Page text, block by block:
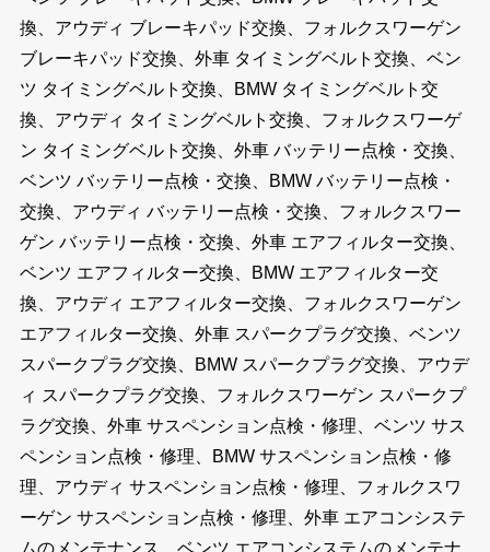
換、アウディ ブレーキパッド交換、フォルクスワーゲン
ブレーキパッド交換、外車 タイミングベルト交換、ベン
ツ タイミングベルト交換、BMW タイミングベルト交
換、アウディ タイミングベルト交換、フォルクスワーゲ
ン タイミングベルト交換、外車 バッテリー点検・交換、
ベンツ バッテリー点検・交換、BMW バッテリー点検・
交換、アウディ バッテリー点検・交換、フォルクスワー
ゲン バッテリー点検・交換、外車 エアフィルター交換、
ベンツ エアフィルター交換、BMW エアフィルター交
換、アウディ エアフィルター交換、フォルクスワーゲン
エアフィルター交換、外車 スパークプラグ交換、ベンツ
スパークプラグ交換、BMW スパークプラグ交換、アウデ
ィ スパークプラグ交換、フォルクスワーゲン スパークプ
ラグ交換、外車 サスペンション点検・修理、ベンツ サス
ペンション点検・修理、BMW サスペンション点検・修
理、アウディ サスペンション点検・修理、フォルクスワ
ーゲン サスペンション点検・修理、外車 エアコンシステ